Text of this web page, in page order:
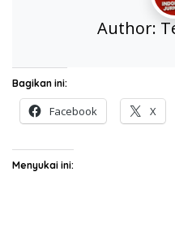
Author:
Bagikan ini:
Facebook X
Menyukai ini: